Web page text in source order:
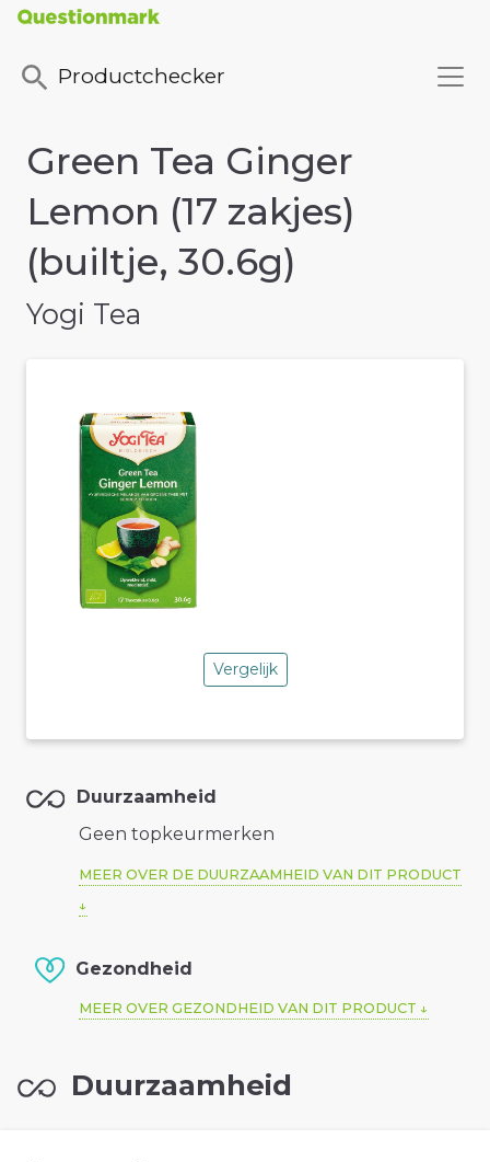
Productchecker
Green Tea Ginger
Lemon (17 zakjes)
(builtje, 30.6g)
Yogi Tea
Vergelijk
Duurzaamheid
Geen topkeurmerken
MEER OVER DE DUURZAAMHEID VAN DIT PRODUCT
Gezondheid
MEER OVER GEZONDHEID VAN DIT PRODUCT
Duurzaamheid